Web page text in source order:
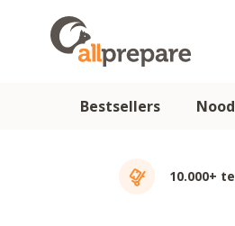
Bestsellers
10.000+